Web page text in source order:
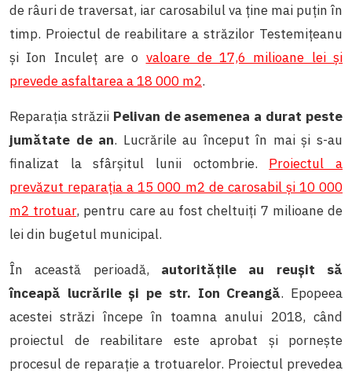
de râuri de traversat, iar carosabilul va ține mai puțin în
timp. Proiectul de reabilitare a străzilor Testemițeanu
și Ion Inculeț are o valoare de 17,6 milioane lei și
prevede asfaltarea a 18 000 m2.
Reparația străziiPelivan de asemenea a durat peste
jumătate de an. Lucrările au început în mai și s-au
finalizat la sfârșitul lunii octombrie. Proiectul a
prevăzut reparația a 15 000 m2 de carosabil și 10 000
m2 trotuar, pentru care au fost cheltuiți 7 milioane de
lei din bugetul municipal.
În această perioadă, autoritățile au reușit să
înceapă lucrările și pe str. Ion Creangă. Epopeea
acestei străzi începe în toamna anului 2018, când
proiectul de reabilitare este aprobat și pornește
procesul de reparație a trotuarelor. Proiectul prevedea